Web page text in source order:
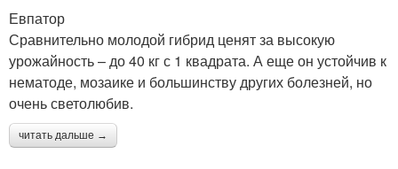
Евпатор
Сравнительно молодой гибрид ценят за высокую
урожайность – до 40 кг с 1 квадрата. А еще он устойчив к
нематоде, мозаике и большинству других болезней, но
очень светолюбив.
читать дальше →